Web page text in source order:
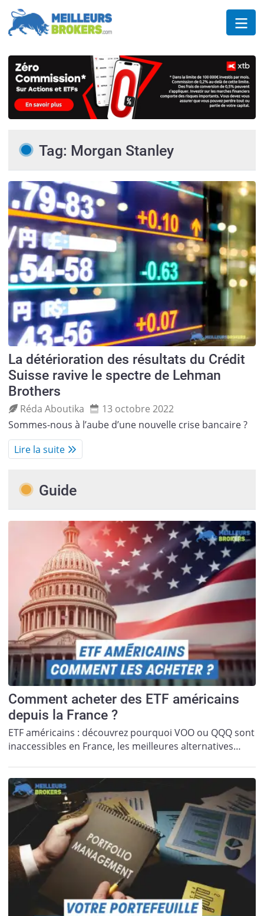
Tag: Morgan Stanley
La détérioration des résultats du Crédit
Suisse ravive le spectre de Lehman
Brothers
Réda Aboutika
13 octobre 2022
Sommes-nous à l’aube d’une nouvelle crise bancaire ?
Lire la suite
Guide
Comment acheter des ETF américains
depuis la France ?
ETF américains : découvrez pourquoi VOO ou QQQ sont
inaccessibles en France, les meilleures alternatives…